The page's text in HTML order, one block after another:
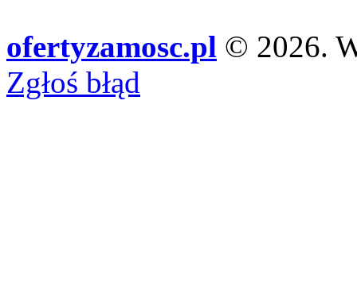
ofertyzamosc.pl © 2026.
Zgłoś błąd